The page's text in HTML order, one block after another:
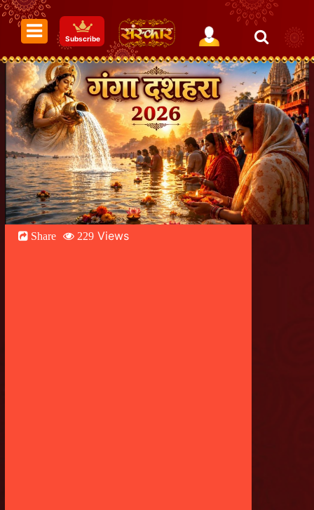
Subscribe
Share 229 Views